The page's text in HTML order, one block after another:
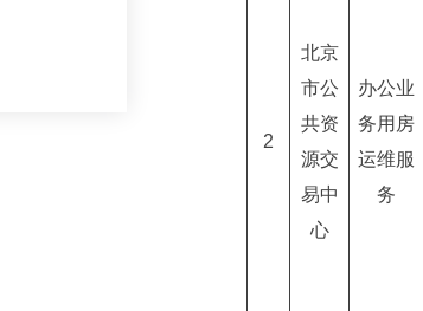
2
北京
市公
共资
源交
易中
心
办公业
务用房
运维服
务